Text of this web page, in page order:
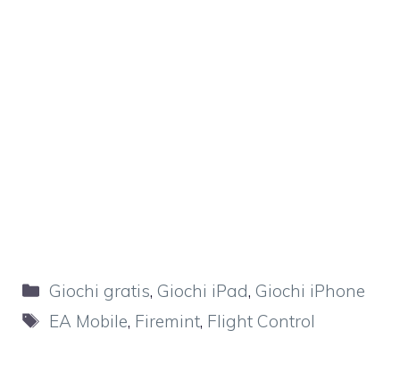
Categorie
Giochi gratis, Giochi iPad, Giochi iPhone
Tag
EA Mobile, Firemint, Flight Control